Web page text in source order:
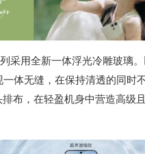
采用全新一体浮光冷雕玻璃
体无缝，在保持清透的同时
布，在轻盈机身中营造高级